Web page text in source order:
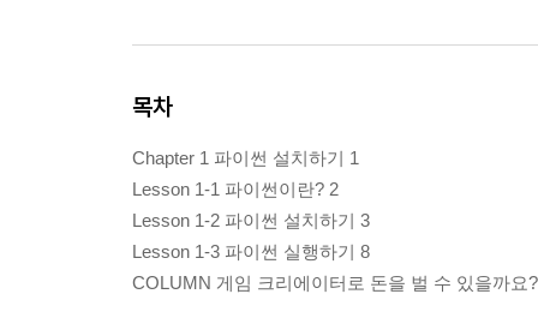
목차
Chapter 1 파이썬 설치하기 1
Lesson 1-1 파이썬이란? 2
Lesson 1-2 파이썬 설치하기 3
Lesson 1-3 파이썬 실행하기 8
COLUMN 게임 크리에이터로 돈을 벌 수 있을까요